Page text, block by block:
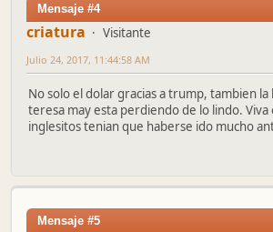
Mensaje #4
criatura
Visitante
Julio 24, 2017, 11:44:58 AM
No solo el dolar gracias a trump, tambien la
teresa may esta perdiendo de lo lindo.
inglesitos tenian que haberse ido mucho
Mensaje #5